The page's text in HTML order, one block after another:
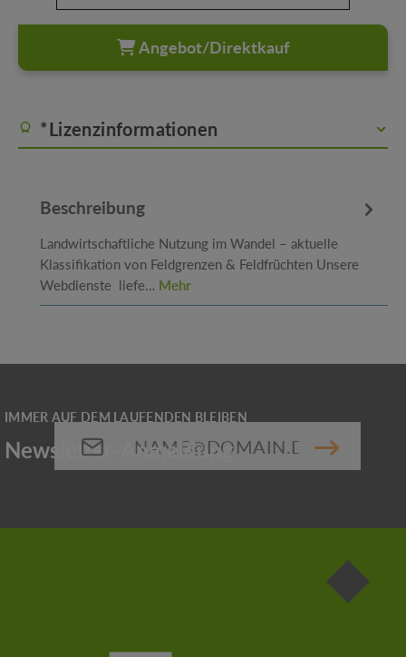
Angebot/Direktkauf
*Lizenzinformationen
Beschreibung
Landwirtschaftliche Nutzung im Wandel – aktuelle
Klassifikation von Feldgrenzen & Feldfrüchten Unsere
Webdienste liefe… Mehr
Pflichtfelder.